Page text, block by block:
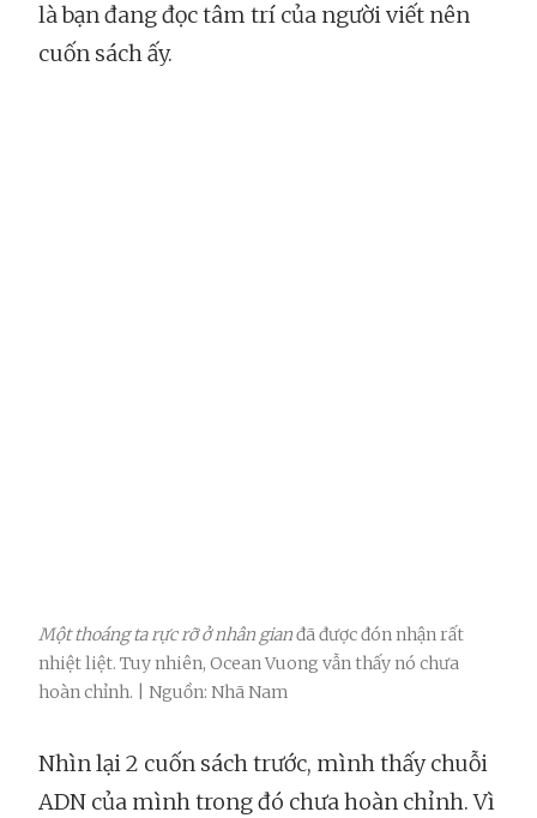
là bạn đang đọc tâm trí của người viết nên
cuốn sách ấy.
Một thoáng ta rực rỡ ở nhân gianđã được đón nhận rất
nhiệt liệt. Tuy nhiên, Ocean Vuong vẫn thấy nó chưa
hoàn chỉnh. | Nguồn: Nhã Nam
Nhìn lại 2 cuốn sách trước, mình thấy chuỗi
ADN của mình trong đó chưa hoàn chỉnh. Vì